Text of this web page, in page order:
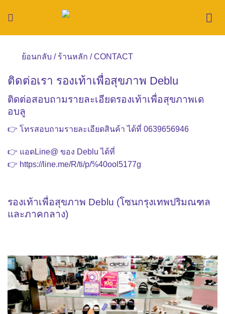
ย้อนกลับ / ร้านหลัก / CONTACT
ติดต่อเรา รองเท้าเพื่อสุขภาพ Deblu
ติดต่อสอบถามรายละเอียดรองเท้าเพื่อสุขภาพเด
อบลู
👉 โทรสอบถามรายละเอียดสินค้า ได้ที่ 0639656946
👉 แอดLine@ ของ Deblu ได้ที่
👉 https://line.me/R/ti/p/%40ool5177g
รองเท้าเพื่อสุขภาพ Deblu (โซนกรุงเทพปริมณฑล
และภาคกลาง)